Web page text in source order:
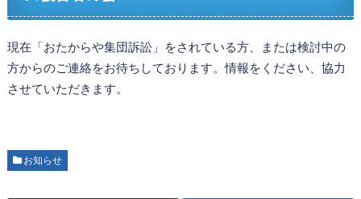
現在「おたからや集団訴訟」をされている方、または検討中の
方からのご連絡をお待ちしております。情報をください、協力
させていただきます。
お知らせ